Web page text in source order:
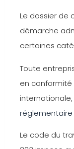
Le dossier de
démarche
certaines
Toute
en
internationale,
réglementaire
Le code du